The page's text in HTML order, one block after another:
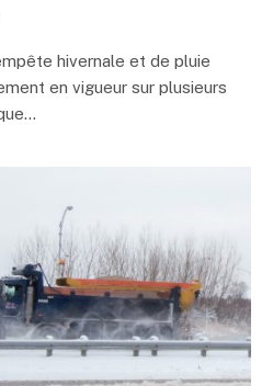
hivernale et de pluie
en vigueur sur plusieurs